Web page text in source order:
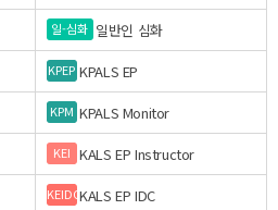
일-심화 일반인 심화
KPEP KPALS EP
KPM KPALS Monitor
KEI KALS EP Instructor
KEIDCKALS EP IDC